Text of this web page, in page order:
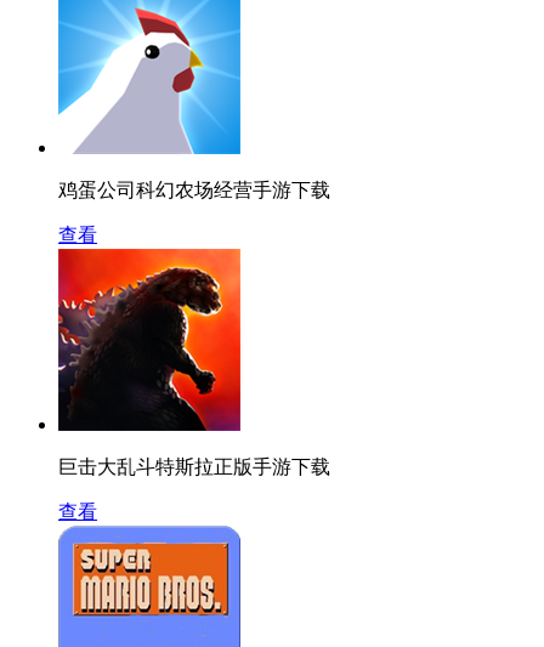
鸡蛋公司科幻农场经营手游下载
查看
巨击大乱斗特斯拉正版手游下载
查看